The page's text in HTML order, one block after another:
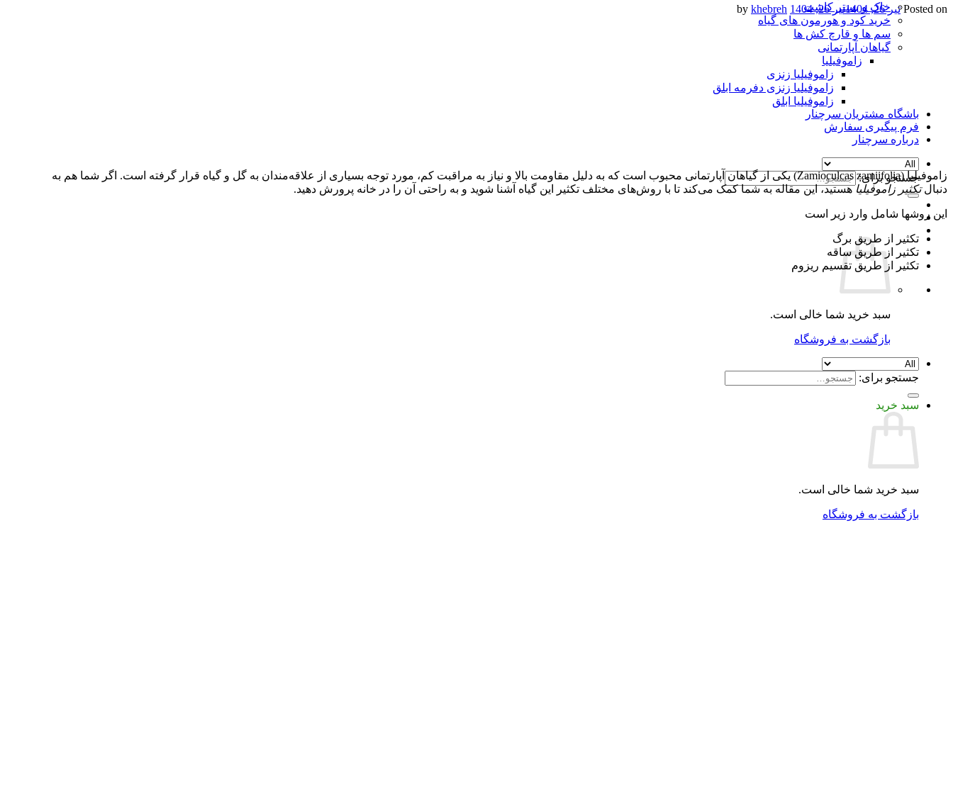
خاک و بستر کاشت
خرید کود و هورمون های گیاه
سم ها و قارچ کش ها
گیاهان آپارتمانی
زاموفیلیا
زاموفیلیا زنزی
زاموفیلیا زنزی دفرمه ابلق
زاموفیلیا ابلق
باشگاه مشتریان سرچنار
فرم پیگیری سفارش
درباره سرچنار
جستجو برای:
سبد خرید شما خالی است.
بازگشت به فروشگاه
جستجو برای:
سبد خرید
سبد خرید شما خالی است.
بازگشت به فروشگاه
Posted on تیر 26, 1404 تیر 26, 1404 by khebreh
زاموفیلیا (Zamioculcas zamiifolia) یکی از گیاهان آپارتمانی محبوب است که به دلیل مقاومت بالا و نیاز به مراقبت کم، مورد توجه بسیاری از علاقه‌مندان به گل و گیاه قرار گرفته است. اگر شما هم به
دنبالتکثیر زاموفیلیاهستید، این مقاله به شما کمک می‌کند تا با روش‌های مختلف تکثیر این گیاه آشنا شوید و به راحتی آن را در خانه پرورش دهید.
این روشها شامل وارد زیر است
تکثیر از طریق برگ
تکثیر از طریق ساقه
تکثیر از طریق تقسیم ریزوم